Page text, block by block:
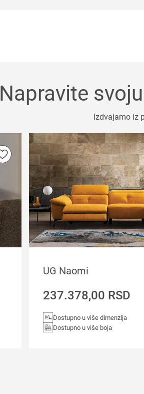
Napravite
Izdvajamo iz
UG Naomi
237.378,00 RSD
Dostupno u više dimenzija
Dostupno u više boja